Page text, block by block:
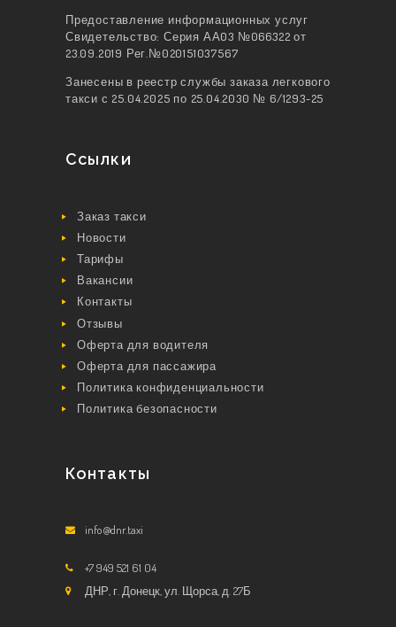
Предоставление информационных услуг
Свидетельство: Серия АА03 №066322 от
23.09.2019 Рег.№020151037567
Занесены в реестр службы заказа легкового
такси с 25.04.2025 по 25.04.2030 № 6/1293-25
Ссылки
Заказ такси
Новости
Тарифы
Вакансии
Контакты
Отзывы
Оферта для водителя
Оферта для пассажира
Политика конфиденциальности
Политика безопасности
Контакты
info@dnr.taxi
+7 949 521 61 04
ДНР, г. Донецк, ул. Щорса, д. 27Б